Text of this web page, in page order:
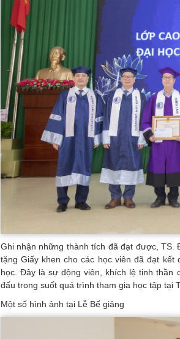
Ghi nhận những thành tích đã đạt được,
tặng Giấy khen cho các học viên đã đạt
học. Đây là sự động viên, khích lệ tinh thần
đấu trong suốt quá trình tham gia học tập tại
Một số hình ảnh tại Lễ Bế giảng